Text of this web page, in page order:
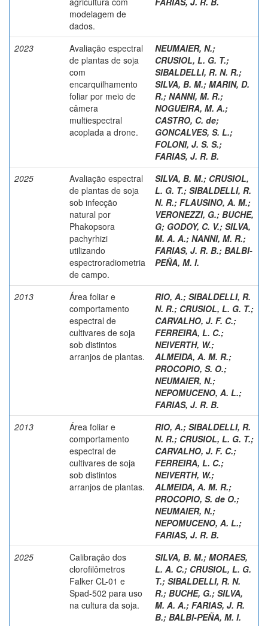
modelagem de
dados.
2023
Avaliação espectral
de plantas de soja
com
encarquilhamento
foliar por meio de
câmera
multiespectral
acoplada a drone.
NEUMAIER, N.;
CRUSIOL, L. G. T.;
SIBALDELLI, R. N. R.;
SILVA, B. M.; MARIN, D.
R.; NANNI, M. R.;
NOGUEIRA, M. A.;
CASTRO, C. de;
GONCALVES, S. L.;
FOLONI, J. S. S.;
FARIAS, J. R. B.
2025
Avaliação espectral
de plantas de soja
sob infecção
natural por
Phakopsora
pachyrhizi
utilizando
espectroradiometria
de campo.
SILVA, B. M.; CRUSIOL,
L. G. T.; SIBALDELLI, R.
N. R.; FLAUSINO, A. M.;
VERONEZZI, G.; BUCHE,
G; GODOY, C. V.; SILVA,
M. A. A.; NANNI, M. R.;
FARIAS, J. R. B.; BALBI-
PEÑA, M. I.
2013
Área foliar e
comportamento
espectral de
cultivares de soja
sob distintos
arranjos de plantas.
RIO, A.; SIBALDELLI, R.
N. R.; CRUSIOL, L. G. T.;
CARVALHO, J. F. C.;
FERREIRA, L. C.;
NEIVERTH, W.;
ALMEIDA, A. M. R.;
PROCOPIO, S. O.;
NEUMAIER, N.;
NEPOMUCENO, A. L.;
FARIAS, J. R. B.
2013
Área foliar e
comportamento
espectral de
cultivares de soja
sob distintos
arranjos de plantas.
RIO, A.; SIBALDELLI, R.
N. R.; CRUSIOL, L. G. T.;
CARVALHO, J. F. C.;
FERREIRA, L. C.;
NEIVERTH, W.;
ALMEIDA, A. M. R.;
PROCOPIO, S. de O.;
NEUMAIER, N.;
NEPOMUCENO, A. L.;
FARIAS, J. R. B.
2025
Calibração dos
clorofilômetros
Falker CL-01 e
Spad-502 para uso
na cultura da soja.
SILVA, B. M.; MORAES,
L. A. C.; CRUSIOL, L. G.
T.; SIBALDELLI, R. N.
R.; BUCHE, G.; SILVA,
M. A. A.; FARIAS, J. R.
B.; BALBI-PEÑA, M. I.